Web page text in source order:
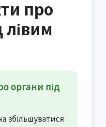
про
лівим
органи під
збільшуватися